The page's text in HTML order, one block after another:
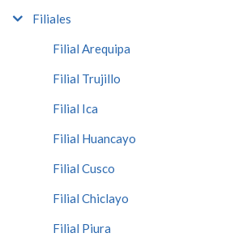
Filiales
Filial Arequipa
Filial Trujillo
Filial Ica
Filial Huancayo
Filial Cusco
Filial Chiclayo
Filial Piura